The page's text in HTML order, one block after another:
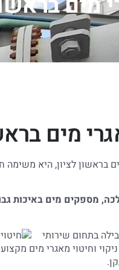
מים
בראשון לציון, היא
מספקים מים באיכות
בתחום שירותי
וחיטוי מאגרי מים